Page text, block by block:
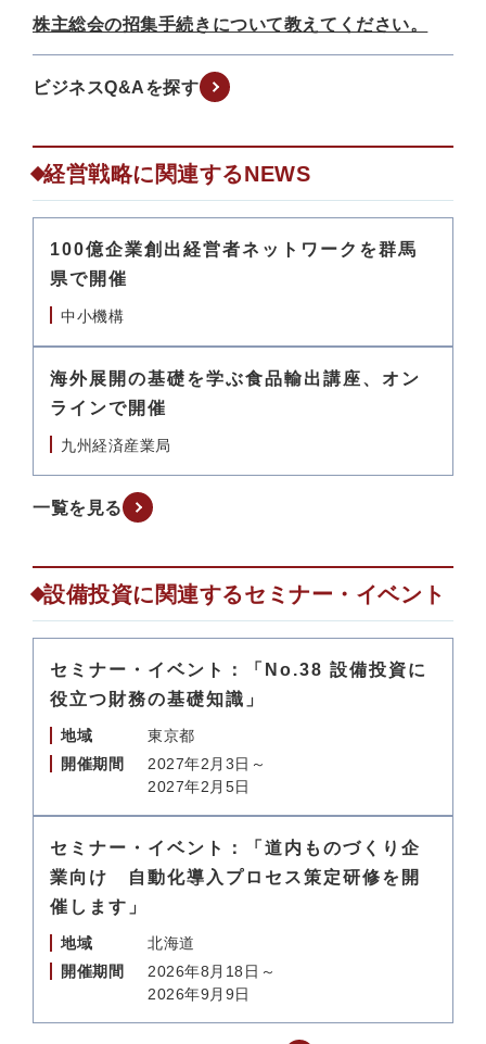
株主総会の招集手続きについて教えてください。
ビジネスQ&Aを探す
経営戦略に関連するNEWS
100億企業創出経営者ネットワークを群馬
県で開催
中小機構
海外展開の基礎を学ぶ食品輸出講座、オン
ラインで開催
九州経済産業局
一覧を見る
設備投資に関連するセミナー・イベント
セミナー・イベント：「No.38 設備投資に
役立つ財務の基礎知識」
地域
東京都
開催期間
2027年2月3日～
2027年2月5日
セミナー・イベント：「道内ものづくり企
業向け 自動化導入プロセス策定研修を開
催します」
地域
北海道
開催期間
2026年8月18日～
2026年9月9日